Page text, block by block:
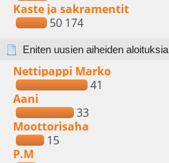
Kaste ja sakramentit
50 174
Eniten uusien aiheiden aloituksia
Nettipappi Marko
41
Aani
33
Moottorisaha
15
P.M